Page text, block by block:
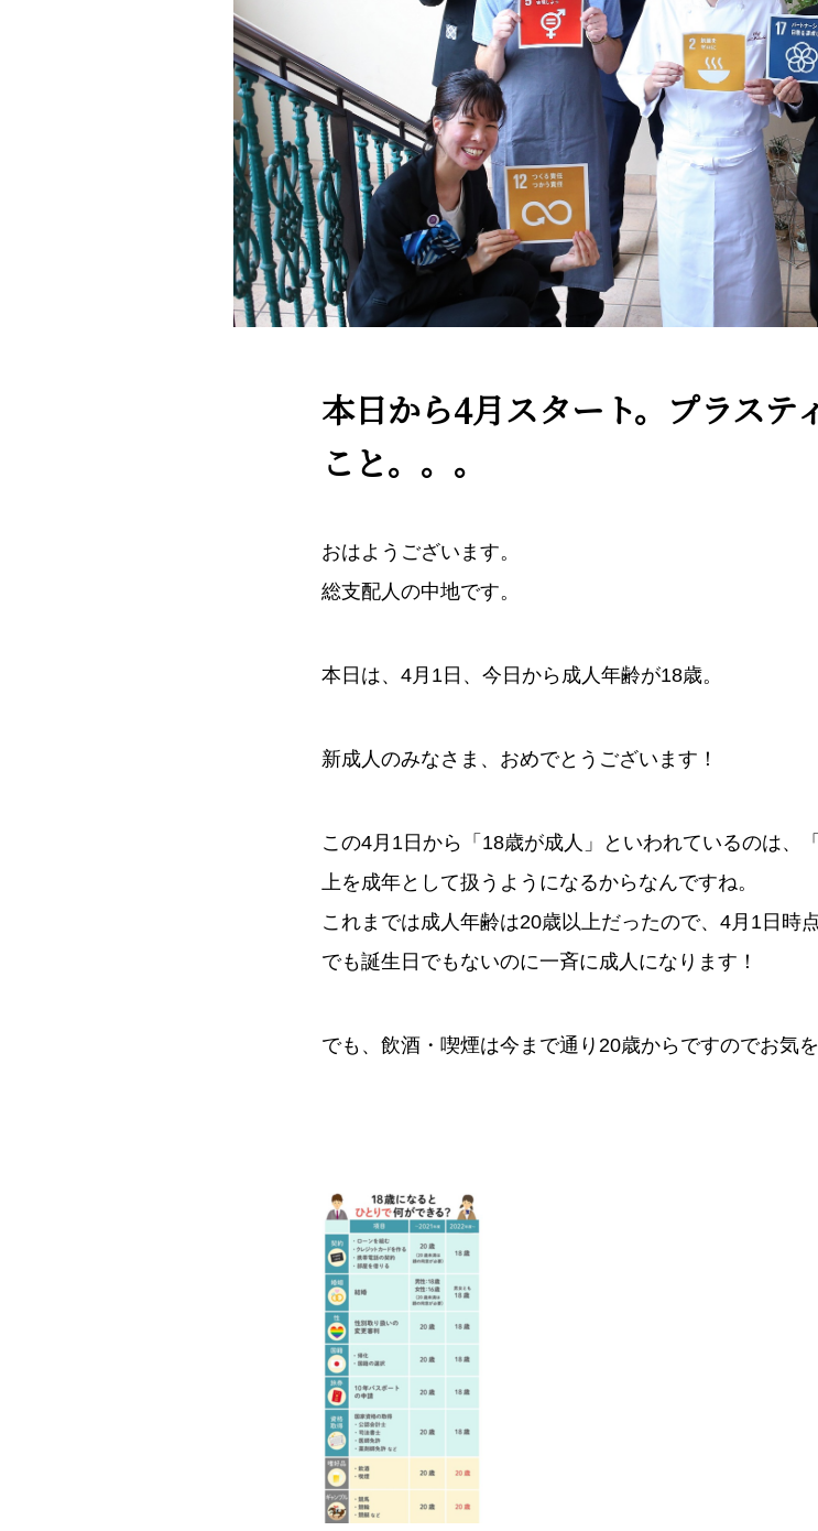
本日から4月スタート。プラステ
こと。。。
おはようございます。
総支配人の中地です。
本日は、4月1日、今日から成人年齢が18歳。
新成人のみなさま、おめでとうございます！
この4月1日から「18歳が成人」といわれているのは、
上を成年として扱うようになるからなんですね。
これまでは成人年齢は20歳以上だったので、4月1日時
でも誕生日でもないのに一斉に成人になります！
でも、飲酒・喫煙は今まで通り20歳からですのでお気